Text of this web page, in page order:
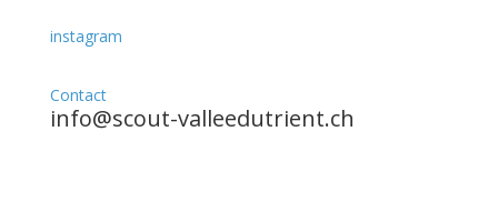
instagram
Contact
info@scout-valleedutrient.ch